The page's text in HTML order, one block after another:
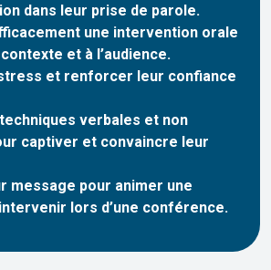
dans leur prise de parole.
une intervention orale
et à l’audience.
et renforcer leur confiance
verbales et non
captiver et convaincre leur
message pour animer une
lors d’une conférence.